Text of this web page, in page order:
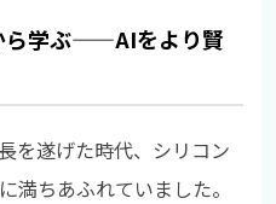
ら学ぶ——AIをより賢
を遂げた時代、シリコン
満ちあふれていました。